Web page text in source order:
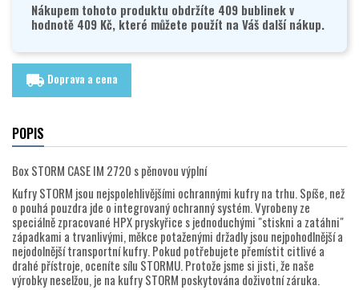
Nákupem tohoto produktu obdržíte 409 bublinek v
hodnotě 409 Kč, které můžete použít na Váš další nákup.
local_shipping Doprava a cena
POPIS
Box STORM CASE IM 2720 s pěnovou výplní
Kufry STORM jsou nejspolehlivějšími ochrannými kufry na trhu. Spíše, než
o pouhá pouzdra jde o integrovaný ochranný systém. Vyrobeny ze
speciálně zpracované HPX pryskyřice s jednoduchými "stiskni a zatáhni"
západkami a trvanlivými, měkce potaženými držadly jsou nejpohodlnější a
nejodolnější transportní kufry. Pokud potřebujete přemístit citlivé a
drahé přístroje, oceníte sílu STORMU. Protože jsme si jisti, že naše
výrobky neselžou, je na kufry STORM poskytována doživotní záruka.